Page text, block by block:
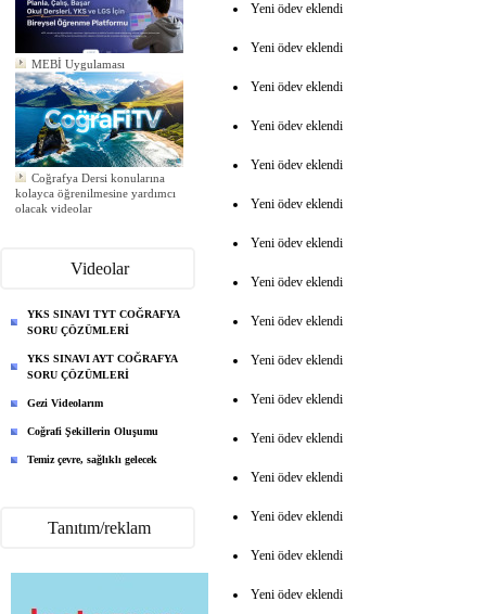
MEBİ Uygulaması
Coğrafya Dersi konularına
kolayca öğrenilmesine yardımcı
olacak videolar
Yeni ödev eklendi
Videolar
YKS SINAVI TYT COĞRAFYA
SORU ÇÖZÜMLERİ
YKS SINAVI AYT COĞRAFYA
SORU ÇÖZÜMLERİ
Gezi Videolarım
Coğrafi Şekillerin Oluşumu
Temiz çevre, sağlıklı gelecek
Tanıtım/reklam
Yeni ödev eklendi
Yeni ödev eklendi
Yeni ödev eklendi
Yeni ödev eklendi
Yeni ödev eklendi
Yeni ödev eklendi
Yeni ödev eklendi
Yeni ödev eklendi
Yeni ödev eklendi
Yeni ödev eklendi
Yeni ödev eklendi
Yeni ödev eklendi
Yeni ödev eklendi
Yeni ödev eklendi
Yeni ödev eklendi
Yeni ödev eklendi